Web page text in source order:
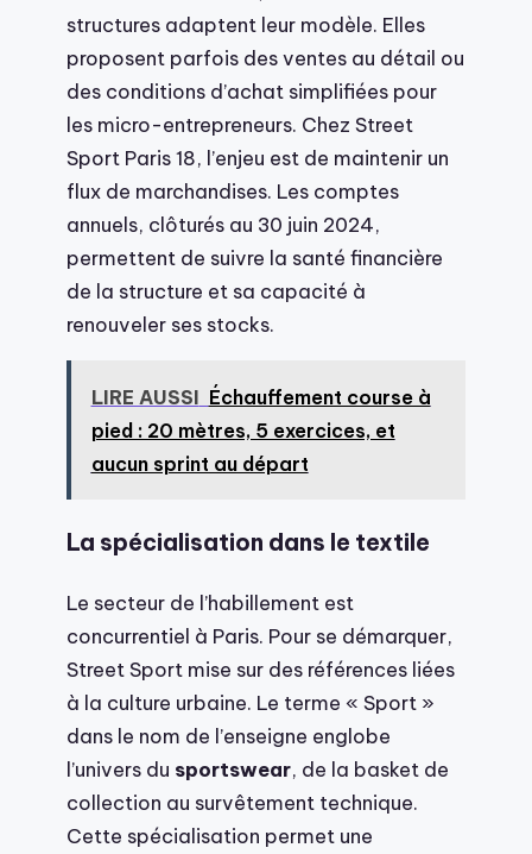
structures adaptent leur modèle. Elles
proposent parfois des ventes au détail ou
des conditions d’achat simplifiées pour
les micro-entrepreneurs. Chez Street
Sport Paris 18, l’enjeu est de maintenir un
flux de marchandises. Les comptes
annuels, clôturés au 30 juin 2024,
permettent de suivre la santé financière
de la structure et sa capacité à
renouveler ses stocks.
LIRE AUSSI Échauffement course à
pied : 20 mètres, 5 exercices, et
aucun sprint au départ
La spécialisation dans le textile
Le secteur de l’habillement est
concurrentiel à Paris. Pour se démarquer,
Street Sport mise sur des références liées
à la culture urbaine. Le terme « Sport »
dans le nom de l’enseigne englobe
l’univers du sportswear, de la basket de
collection au survêtement technique.
Cette spécialisation permet une